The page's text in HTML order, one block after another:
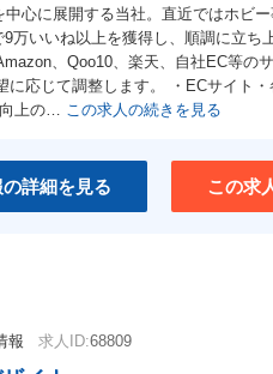
中心に展開する当社。直近ではホビ
万いいね以上を獲得し、順調に立ち
、Qoo10、楽天、自社EC等の
に応じて調整します。 ・ECサイト
上の… この求人の続きを見る
詳細を見る この求
報 求人ID:68809